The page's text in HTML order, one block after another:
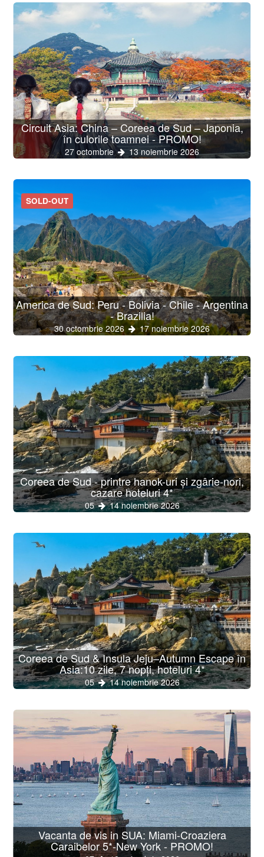
Circuit Asia: China – Coreea de Sud – Japonia,
în culorile toamnei - PROMO!
27 octombrie 13 noiembrie 2026
SOLD-OUT
America de Sud: Peru - Bolivia - Chile - Argentina
- Brazilia!
30 octombrie 2026 17 noiembrie 2026
Coreea de Sud - printre hanok-uri și zgârie-nori,
cazare hoteluri 4*
05 14 noiembrie 2026
Coreea de Sud & Insula Jeju–Autumn Escape în
Asia:10 zile, 7 nopți, hoteluri 4*
05 14 noiembrie 2026
Vacanta de vis in SUA: Miami-Croaziera
Caraibelor 5*-New York - PROMO!